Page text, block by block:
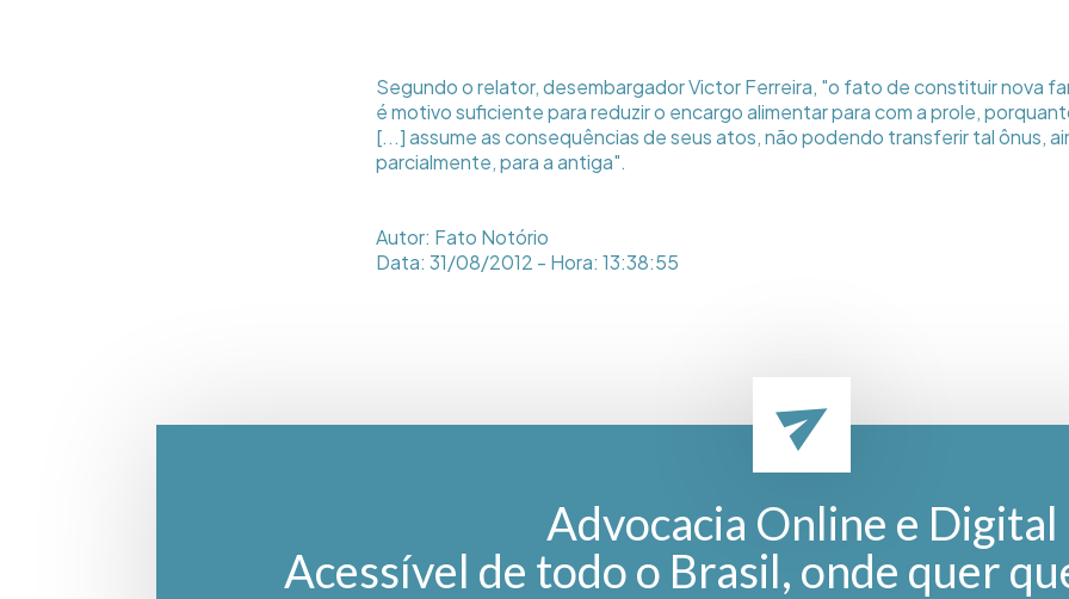
Segundo o relator, desembargador Victor Ferreira, "o fato de constituir nova
é motivo suficiente para reduzir o encargo alimentar para com a prole,
[...] assume as consequências de seus atos, não podendo transferir tal ônus,
parcialmente, para a antiga".
Autor: Fato Notório
Data: 31/08/2012 - Hora: 13:38:55
Advocacia Online e Digital
Acessível de todo o Brasil, onde quer